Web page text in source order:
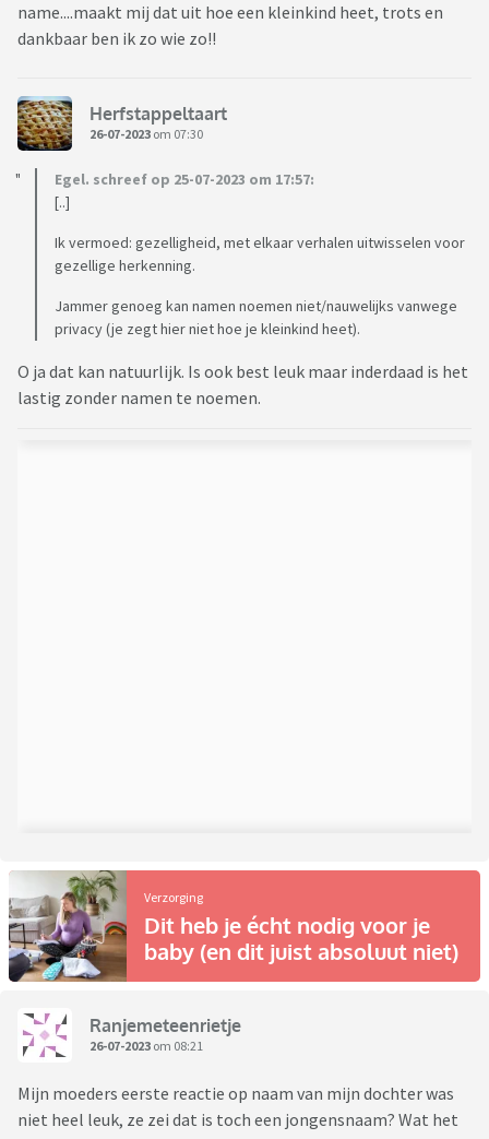
name....maakt mij dat uit hoe een kleinkind heet, trots en
dankbaar ben ik zo wie zo!!
Herfstappeltaart
26-07-2023 om 07:30
Egel. schreef op 25-07-2023 om 17:57:
[..]
Ik vermoed: gezelligheid, met elkaar verhalen uitwisselen voor
gezellige herkenning.
Jammer genoeg kan namen noemen niet/nauwelijks vanwege
privacy (je zegt hier niet hoe je kleinkind heet).
O ja dat kan natuurlijk. Is ook best leuk maar inderdaad is het
lastig zonder namen te noemen.
Verzorging
Dit heb je écht nodig voor je
baby (en dit juist absoluut niet)
Ranjemeteenrietje
26-07-2023 om 08:21
Mijn moeders eerste reactie op naam van mijn dochter was
niet heel leuk, ze zei dat is toch een jongensnaam? Wat het